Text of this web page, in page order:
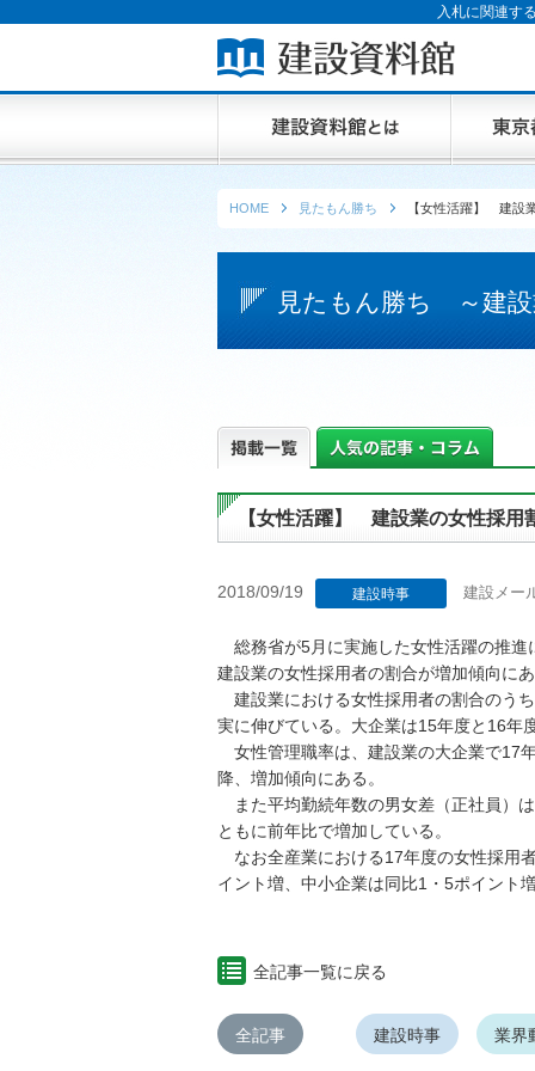
入札に関連す
HOME 見たもん勝ち 【女性活躍】 建設
見たもん勝ち ～建設
【女性活躍】 建設業の女性採用
2018/09/19 建設時事 建設メー
総務省が5月に実施した女性活躍の推進
建設業の女性採用者の割合が増加傾向にあ
建設業における女性採用者の割合のう
実に伸びている。大企業は15年度と16年
女性管理職率は、建設業の大企業で17
降、増加傾向にある。
また平均勤続年数の男女差（正社員）
ともに前年比で増加している。
なお全産業における17年度の女性採用
イント増、中小企業は同比1・5ポイント
全記事一覧に戻る
全記事 建設時事 業界